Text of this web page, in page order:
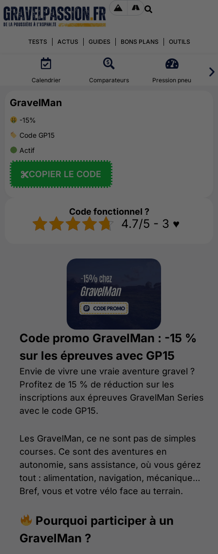
TESTS ACTUS GUIDES BONS PLANS OUTILS
Calendrier Comparateurs Pression pneu
Code promo GravelMan : -15 %
sur les épreuves avec GP15
Envie de vivre une vraie aventure gravel ?
Profitez de 15 % de réduction sur les
inscriptions aux épreuves GravelMan Series
avec le code GP15.
Les GravelMan, ce ne sont pas de simples
courses. Ce sont des aventures en
autonomie, sans assistance, où vous gérez
tout : alimentation, navigation, mécanique…
Bref, vous et votre vélo face au terrain.
Pourquoi participer à un
GravelMan ?
GravelMan
-15%
Code GP15
Actif
COPIER LE CODE
Code fonctionnel ?
4.7/5 - 3 ♥️